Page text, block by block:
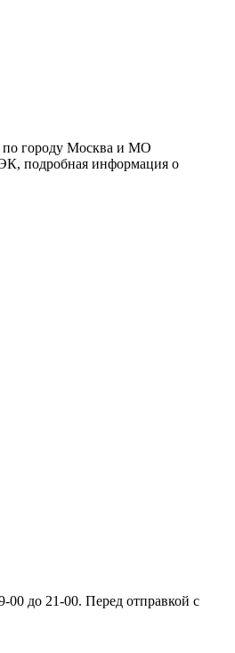
по городу Москва и МО
подробная информация о
00 до 21-00. Перед отправкой с